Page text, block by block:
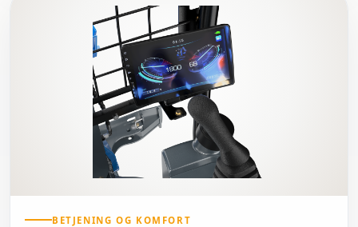
BETJENING OG KOMFORT